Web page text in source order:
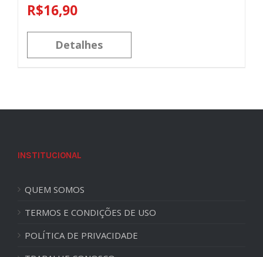
R$16,90
Detalhes
INSTITUCIONAL
QUEM SOMOS
TERMOS E CONDIÇÕES DE USO
POLÍTICA DE PRIVACIDADE